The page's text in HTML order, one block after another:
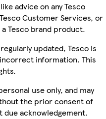
advice on any Tesco
Customer Services, or
Tesco brand product.
updated, Tesco is
information. This
use only, and may
the prior consent of
due acknowledgement.